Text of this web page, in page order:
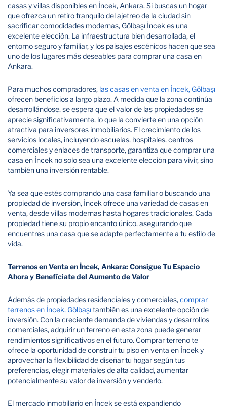
casas y villas disponibles en İncek, Ankara. Si buscas un hogar
que ofrezca un retiro tranquilo del ajetreo de la ciudad sin
sacrificar comodidades modernas, Gölbaşı İncek es una
excelente elección. La infraestructura bien desarrollada, el
entorno seguro y familiar, y los paisajes escénicos hacen que sea
uno de los lugares más deseables para comprar una casa en
Ankara.
Para muchos compradores, las casas en venta en İncek, Gölbaşı
ofrecen beneficios a largo plazo. A medida que la zona continúa
desarrollándose, se espera que el valor de las propiedades se
aprecie significativamente, lo que la convierte en una opción
atractiva para inversores inmobiliarios. El crecimiento de los
servicios locales, incluyendo escuelas, hospitales, centros
comerciales y enlaces de transporte, garantiza que comprar una
casa en İncek no solo sea una excelente elección para vivir, sino
también una inversión rentable.
Ya sea que estés comprando una casa familiar o buscando una
propiedad de inversión, İncek ofrece una variedad de casas en
venta, desde villas modernas hasta hogares tradicionales. Cada
propiedad tiene su propio encanto único, asegurando que
encuentres una casa que se adapte perfectamente a tu estilo de
vida.
Terrenos en Venta en İncek, Ankara: Consigue Tu Espacio
Ahora y Benefíciate del Aumento de Valor
Además de propiedades residenciales y comerciales,comprar
terrenos en İncek, Gölbaşıtambién es una excelente opción de
inversión. Con la creciente demanda de viviendas y desarrollos
comerciales, adquirir un terreno en esta zona puede generar
rendimientos significativos en el futuro. Comprar terreno te
ofrece la oportunidad de construir tu piso en venta en İncek y
aprovechar la flexibilidad de diseñar tu hogar según tus
preferencias, elegir materiales de alta calidad, aumentar
potencialmente su valor de inversión y venderlo.
El mercado inmobiliario en İncek se está expandiendo